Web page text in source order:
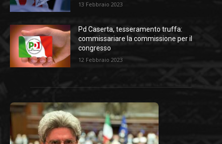
13 Febbraio 2023
Pd Caserta, tesseramento truffa:
commissariare la commissione per il
congresso
12 Febbraio 2023